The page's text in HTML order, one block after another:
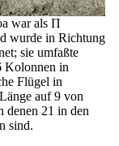
war als Π
wurde in Richtung
sie umfaßte
Kolonnen in
Flügel in
auf 9 von
denen 21 in den
sind.